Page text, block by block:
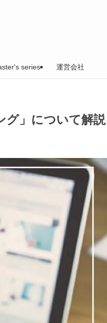
series 運営会社
グ」について解説